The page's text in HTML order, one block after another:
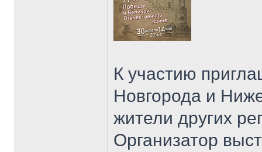
К участию
Новгорода и
жители других
Организатор